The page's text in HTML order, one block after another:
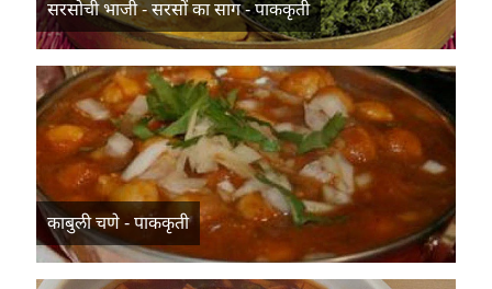
सरसोची भाजी - सरसों का साग - पाककृती
काबुली चणे - पाककृती